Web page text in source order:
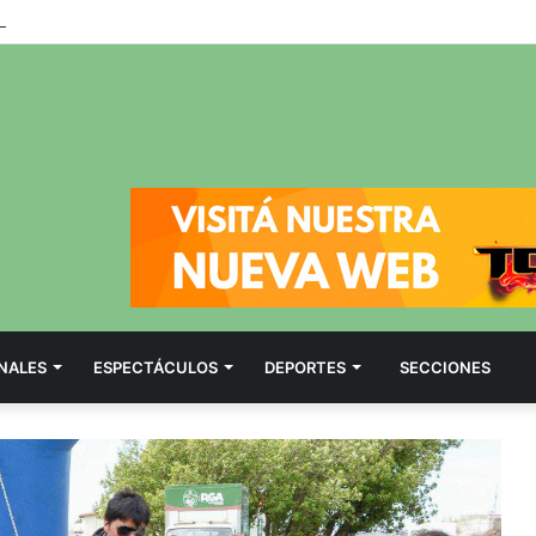
PARADERO
ESPECTÁCULOS DEPORTES SECCIONES